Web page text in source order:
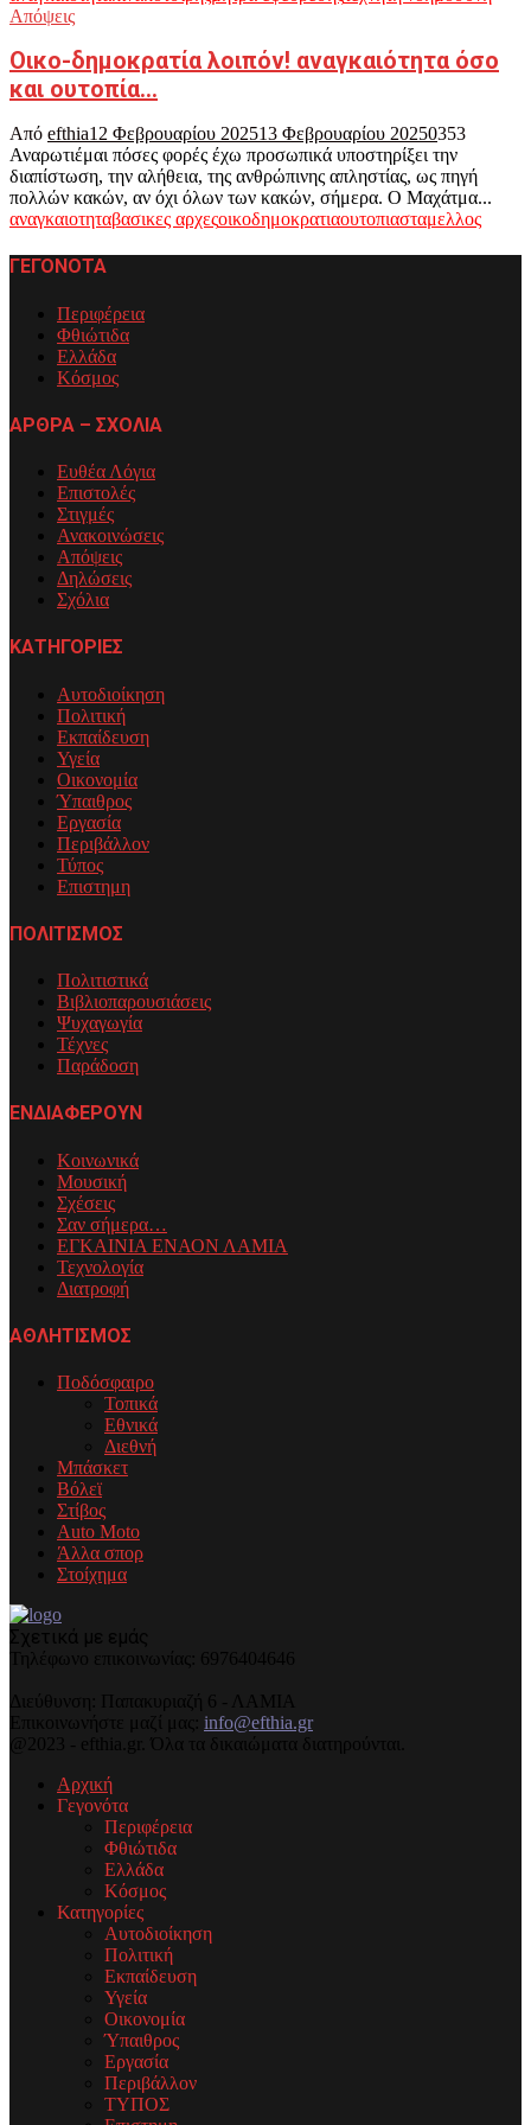
Απόψεις
Οικο-δημοκρατία λοιπόν! αναγκαιότητα όσο
και ουτοπία…
Από efthia12 Φεβρουαρίου 202513 Φεβρουαρίου 20250353
Αναρωτιέμαι πόσες φορές έχω προσωπικά υποστηρίξει την
διαπίστωση, την αλήθεια, της ανθρώπινης απληστίας, ως πηγή
πολλών κακών, αν όχι όλων των κακών, σήμερα. Ο Μαχάτμα...
αναγκαιοτηταβασικες αρχεςοικοδημοκρατιαουτοπιασταμελλος
ΓΕΓΟΝΟΤΑ
Περιφέρεια
Φθιώτιδα
Ελλάδα
Κόσμος
ΑΡΘΡΑ – ΣΧΟΛΙΑ
Ευθέα Λόγια
Επιστολές
Στιγμές
Ανακοινώσεις
Απόψεις
Δηλώσεις
Σχόλια
ΚΑΤΗΓΟΡΙΕΣ
Αυτοδιοίκηση
Πολιτική
Εκπαίδευση
Υγεία
Οικονομία
Ύπαιθρος
Εργασία
Περιβάλλον
Τύπος
Επιστημη
ΠΟΛΙΤΙΣΜΟΣ
Πολιτιστικά
Βιβλιοπαρουσιάσεις
Ψυχαγωγία
Τέχνες
Παράδοση
ΕΝΔΙΑΦΕΡΟΥΝ
Κοινωνικά
Μουσική
Σχέσεις
Σαν σήμερα…
ΕΓΚΑΙΝΙΑ ΕΝΑΟΝ ΛΑΜΙΑ
Τεχνολογία
Διατροφή
ΑΘΛΗΤΙΣΜΟΣ
Ποδόσφαιρο
Τοπικά
Εθνικά
Διεθνή
Μπάσκετ
Βόλεϊ
Στίβος
Auto Moto
Άλλα σπορ
Στοίχημα
Σχετικά με εμάς
Τηλέφωνo επικοινωνίας: 6976404646
Διεύθυνση: Παπακυριαζή 6 - ΛΑΜΙΑ
Επικοινωνήστε μαζί μας: info@efthia.gr
@2023 - efthia.gr. Όλα τα δικαιώματα διατηρούνται.
Αρχική
Γεγονότα
Περιφέρεια
Φθιώτιδα
Ελλάδα
Κόσμος
Κατηγορίες
Αυτοδιοίκηση
Πολιτική
Εκπαίδευση
Υγεία
Οικονομία
Ύπαιθρος
Εργασία
Περιβάλλον
ΤΥΠΟΣ